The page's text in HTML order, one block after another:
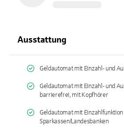
Ausstattung
Geldautomat mit Einzahl- und
Geldautomat mit Einzahl- und
barrierefrei, mit Kopfhörer
Geldautomat mit
Sparkassen/Landesbanken